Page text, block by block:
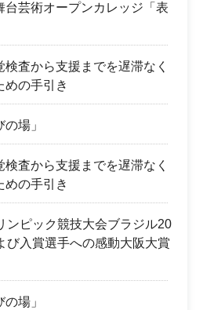
台芸術オープンカレッジ「表
査から支援までを遅滞なく
めの手引き
場」
査から支援までを遅滞なく
めの手引き
ンピック競技大会ブラジル20
び入賞選手への感動大阪大賞
場」